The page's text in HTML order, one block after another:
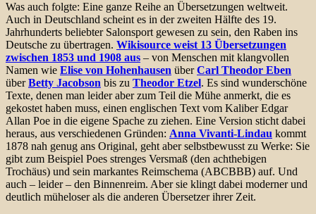
Was auch folgte: Eine ganze Reihe an Übersetzungen weltweit.
Auch in Deutschland scheint es in der zweiten Hälfte des 19.
Jahrhunderts beliebter Salonsport gewesen zu sein, den Raben ins
Deutsche zu übertragen. Wikisource weist 13 Übersetzungen
zwischen 1853 und 1908 aus – von Menschen mit klangvollen
Namen wie Elise von Hohenhausen überCarl Theodor Eben
überBetty Jacobson bis zu Theodor Etzel. Es sind wunderschöne
Texte, denen man leider aber zum Teil die Mühe anmerkt, die es
gekostet haben muss, einen englischen Text vom Kaliber Edgar
Allan Poe in die eigene Spache zu ziehen. Eine Version sticht dabei
heraus, aus verschiedenen Gründen: Anna Vivanti-Lindau kommt
1878 nah genug ans Original, geht aber selbstbewusst zu Werke: Sie
gibt zum Beispiel Poes strenges Versmaß (den achthebigen
Trochäus) und sein markantes Reimschema (ABCBBB) auf. Und
auch – leider – den Binnenreim. Aber sie klingt dabei moderner und
deutlich müheloser als die anderen Übersetzer ihrer Zeit.